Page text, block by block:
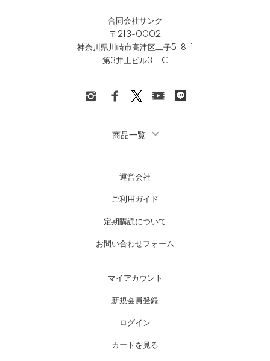
合同会社サンク
〒213-0002
神奈川県川崎市高津区二子5-8-1
第3井上ビル3F-C
商品一覧
運営会社
ご利用ガイド
定期購読について
お問い合わせフォーム
マイアカウント
新規会員登録
ログイン
カートを見る